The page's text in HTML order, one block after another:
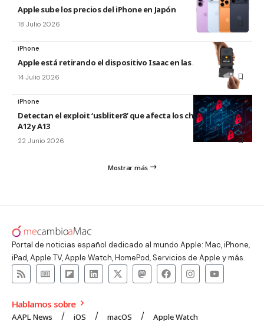
Apple sube los precios del iPhone en Japón
18 Julio 2026
iPhone
Apple está retirando el dispositivo Isaac en las Apple Store
14 Julio 2026
iPhone
Detectan el exploit ‘usbliter8’ que afecta los chips de Apple
A12 y A13
22 Junio 2026
Mostrar más
Portal de noticias español dedicado al mundo Apple: Mac, iPhone,
iPad, Apple TV, Apple Watch, HomePod, Servicios de Apple y más.
Hablamos sobre
AAPL News iOS macOS Apple Watch